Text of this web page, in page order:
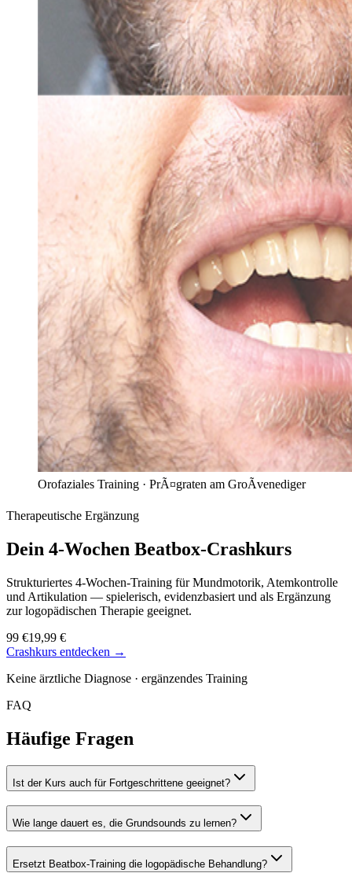
Orofaziales Training · PrÃ¤graten am GroÃvenediger
Therapeutische Ergänzung
Dein 4-Wochen Beatbox-Crashkurs
Strukturiertes 4-Wochen-Training für Mundmotorik, Atemkontrolle
und Artikulation — spielerisch, evidenzbasiert und als Ergänzung
zur logopädischen Therapie geeignet.
99 €19,99 €
Crashkurs entdecken →
Keine ärztliche Diagnose · ergänzendes Training
FAQ
Häufige Fragen
Ist der Kurs auch für Fortgeschrittene geeignet?
Wie lange dauert es, die Grundsounds zu lernen?
Ersetzt Beatbox-Training die logopädische Behandlung?